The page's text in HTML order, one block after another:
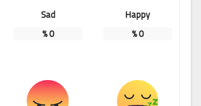
Happy
0
%
Sad
0
%